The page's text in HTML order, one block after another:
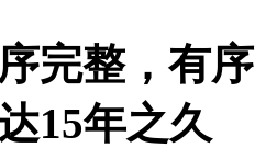
完整，有序
15年之久